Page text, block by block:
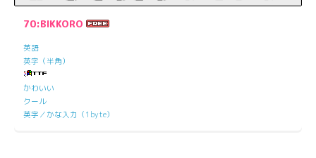
70:BIKKORO
英語
英字（半角）
かわいい
クール
英字／かな入力（1byte）